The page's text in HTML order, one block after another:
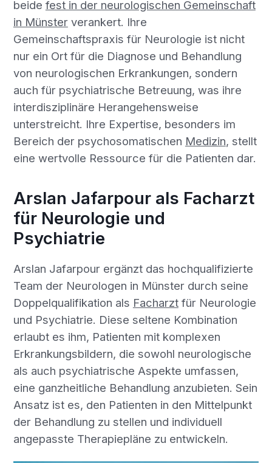
beide fest in der neurologischen Gemeinschaft
in Münsterverankert. Ihre
Gemeinschaftspraxis für Neurologie ist nicht
nur ein Ort für die Diagnose und Behandlung
von neurologischen Erkrankungen, sondern
auch für psychiatrische Betreuung, was ihre
interdisziplinäre Herangehensweise
unterstreicht. Ihre Expertise, besonders im
Bereich der psychosomatischen Medizin, stellt
eine wertvolle Ressource für die Patienten dar.
Arslan Jafarpour als Facharzt
für Neurologie und
Psychiatrie
Arslan Jafarpour ergänzt das hochqualifizierte
Team der Neurologen in Münster durch seine
Doppelqualifikation als Facharztfür Neurologie
und Psychiatrie. Diese seltene Kombination
erlaubt es ihm, Patienten mit komplexen
Erkrankungsbildern, die sowohl neurologische
als auch psychiatrische Aspekte umfassen,
eine ganzheitliche Behandlung anzubieten. Sein
Ansatz ist es, den Patienten in den Mittelpunkt
der Behandlung zu stellen und individuell
angepasste Therapiepläne zu entwickeln.